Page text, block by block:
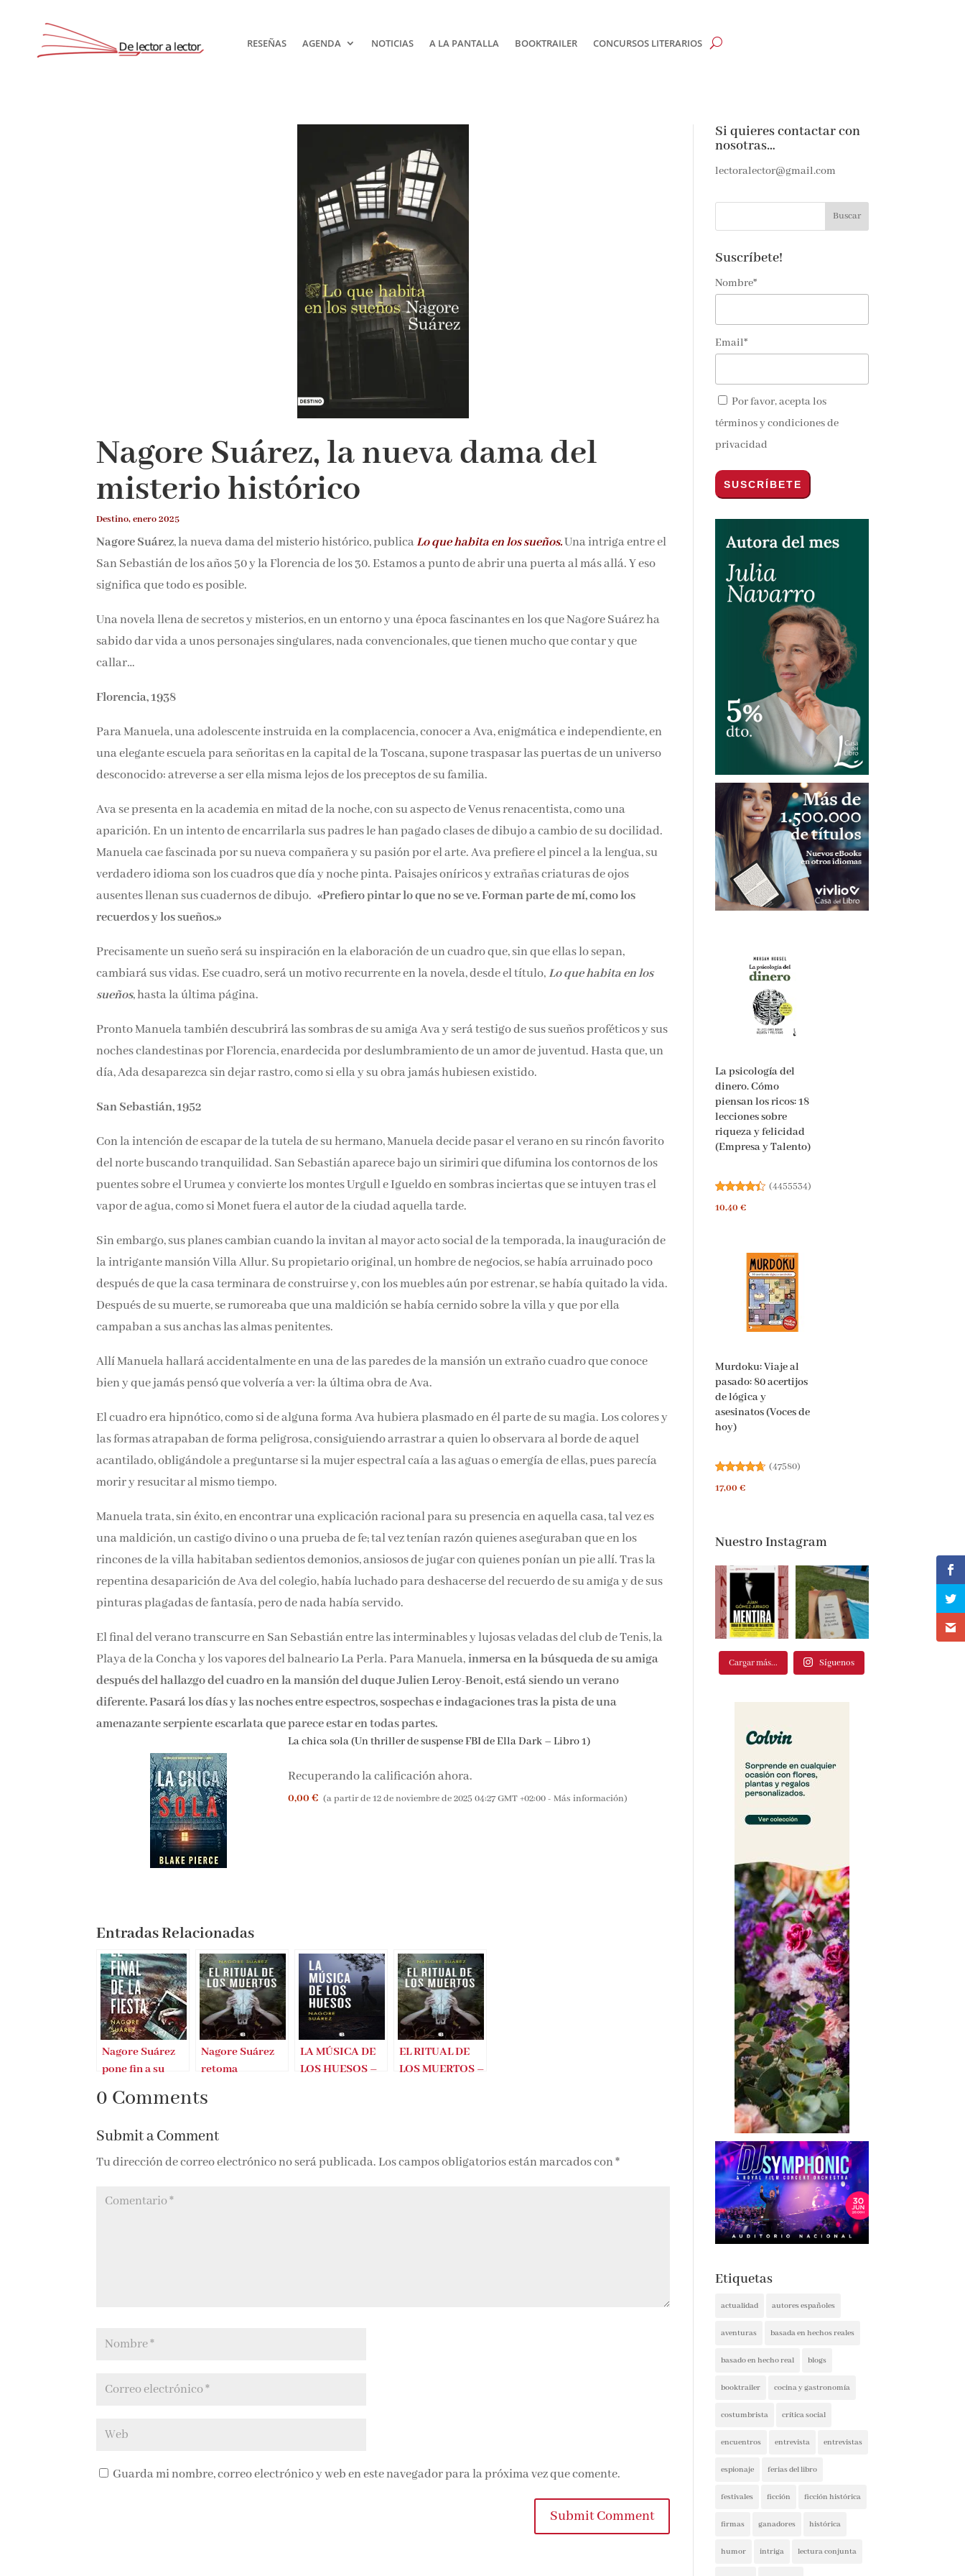
RESEÑAS AGENDA NOTICIAS A LA PANTALLA BOOKTRAILER CONCURSOS LITERARIOS
Nagore Suárez, la nueva dama del
misterio histórico
Destino, enero 2025
Nagore Suárez, la nueva dama del misterio histórico, publica Lo que habita en los sueños.Una intriga entre
el San Sebastián de los años 50 y la Florencia de los 30. Estamos a punto de abrir una puerta al más allá. Y
eso significa que todo es posible.
Una novela llena de secretos y misterios, en un entorno y una época fascinantes en los que Nagore Suárez ha
sabido dar vida a unos personajes singulares, nada convencionales, que tienen mucho que contar y que
callar…
Florencia, 1938
Para Manuela, una adolescente instruida en la complacencia, conocer a Ava, enigmática e independiente, en
una elegante escuela para señoritas en la capital de la Toscana, supone traspasar las puertas de un universo
desconocido: atreverse a ser ella misma lejos de los preceptos de su familia.
Ava se presenta en la academia en mitad de la noche, con su aspecto de Venus renacentista, como una
aparición. En un intento de encarrilarla sus padres le han pagado clases de dibujo a cambio de su docilidad.
Manuela cae fascinada por su nueva compañera y su pasión por el arte. Ava prefiere el pincel a la lengua, su
verdadero idioma son los cuadros que día y noche pinta. Paisajes oníricos y extrañas criaturas de ojos
ausentes llenan sus cuadernos de dibujo. «Prefiero pintar lo que no se ve. Forman parte de mí, como los
recuerdos y los sueños.»
Precisamente un sueño será su inspiración en la elaboración de un cuadro que, sin que ellas lo sepan,
cambiará sus vidas. Ese cuadro, será un motivo recurrente en la novela, desde el título, Lo que habita en los
sueños, hasta la última página.
Pronto Manuela también descubrirá las sombras de su amiga Ava y será testigo de sus sueños proféticos y
sus noches clandestinas por Florencia, enardecida por deslumbramiento de un amor de juventud. Hasta
que, un día, Ada desaparezca sin dejar rastro, como si ella y su obra jamás hubiesen existido.
San Sebastián, 1952
Con la intención de escapar de la tutela de su hermano, Manuela decide pasar el verano en su rincón
favorito del norte buscando tranquilidad. San Sebastián aparece bajo un sirimiri que difumina los
contornos de los puentes sobre el Urumea y convierte los montes Urgull e Igueldo en sombras inciertas que
se intuyen tras el vapor de agua, como si Monet fuera el autor de la ciudad aquella tarde.
Sin embargo, sus planes cambian cuando la invitan al mayor acto social de la temporada, la inauguración
de la intrigante mansión Villa Allur. Su propietario original, un hombre de negocios, se había arruinado
poco después de que la casa terminara de construirse y, con los muebles aún por estrenar, se había quitado
la vida. Después de su muerte, se rumoreaba que una maldición se había cernido sobre la villa y que por ella
campaban a sus anchas las almas penitentes.
Allí Manuela hallará accidentalmente en una de las paredes de la mansión un extraño cuadro que conoce
bien y que jamás pensó que volvería a ver: la última obra de Ava.
El cuadro era hipnótico, como si de alguna forma Ava hubiera plasmado en él parte de su magia. Los colores
y las formas atrapaban de forma peligrosa, consiguiendo arrastrar a quien lo observara al borde de aquel
acantilado, obligándole a preguntarse si la mujer espectral caía a las aguas o emergía de ellas, pues parecía
morir y resucitar al mismo tiempo.
Manuela trata, sin éxito, en encontrar una explicación racional para su presencia en aquella casa, tal vez es
una maldición, un castigo divino o una prueba de fe; tal vez tenían razón quienes aseguraban que en los
rincones de la villa habitaban sedientos demonios, ansiosos de jugar con quienes ponían un pie allí. Tras la
repentina desaparición de Ava del colegio, había luchado para deshacerse del recuerdo de su amiga y de sus
pinturas plagadas de fantasía, pero de nada había servido.
El final del verano transcurre en San Sebastián entre las interminables y lujosas veladas del club de Tenis, la
Playa de la Concha y los vapores del balneario La Perla. Para Manuela, inmersa en la búsqueda de su amiga
después del hallazgo del cuadro en la mansión del duque Julien Leroy-Benoit, está siendo un verano
diferente. Pasará los días y las noches entre espectros, sospechas e indagaciones tras la pista de una
amenazante serpiente escarlata que parece estar en todas partes.
La chica sola (Un thriller de suspense FBI de Ella Dark – Libro 1)
Recuperando la calificación ahora.
0,00 € (a partir de 12 de noviembre de 2025 04:27 GMT +02:00 - Más información)
Entradas Relacionadas
Nagore Suárez
pone fin a su
Nagore Suárez
retoma
personajes
LA MÚSICA DE
LOS HUESOS –
EL RITUAL DE
LOS MUERTOS –
0 Comments
Submit a Comment
Tu dirección de correo electrónico no será publicada. Los campos obligatorios están marcados con*
Guarda mi nombre, correo electrónico y web en este navegador para la próxima vez que comente.
Submit Comment
Si quieres contactar con
nosotras…
lectoralector@gmail.com
Suscríbete!
Nombre*
Email*
Por favor, acepta los
términos y condiciones de
privacidad
La psicología del
dinero. Cómo
piensan los ricos: 18
lecciones sobre
riqueza y felicidad
(Empresa y Talento)
( 4455534
Murdoku: Viaje al
pasado: 80 acertijos
de lógica y
asesinatos (Voces de
hoy)
( 47580)
17,00 €
Nuestro Instagram
Cargar más... Síguenos
Etiquetas